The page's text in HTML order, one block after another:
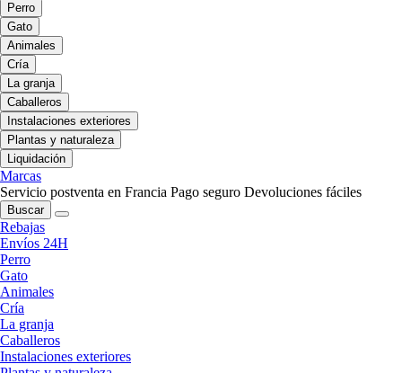
Perro
Gato
Animales
Cría
La granja
Caballeros
Instalaciones exteriores
Plantas y naturaleza
Liquidación
Marcas
Servicio postventa en Francia Pago seguro Devoluciones fáciles
Buscar
Rebajas
Envíos 24H
Perro
Gato
Animales
Cría
La granja
Caballeros
Instalaciones exteriores